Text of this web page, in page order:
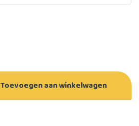
Toevoegen aan winkelwagen